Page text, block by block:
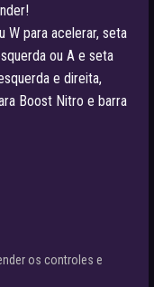
W para acelerar, seta
ou A e seta
e direita,
Boost Nitro e barra
os controles e